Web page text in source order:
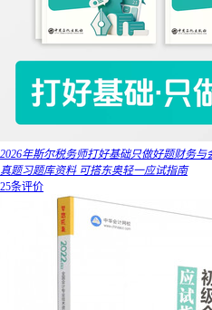
2026年斯尔税务师打好基础只做好题财务
真题习题库资料 可搭东奥轻一应试指南
25条评价